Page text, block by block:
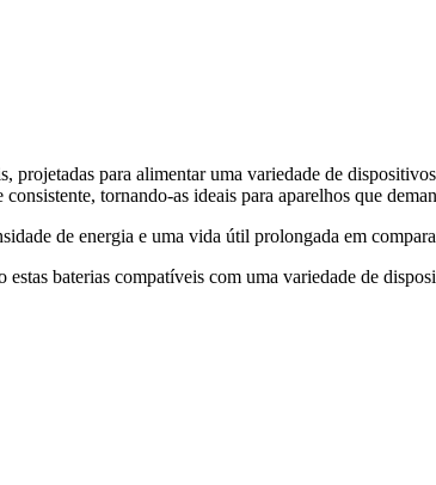
para alimentar uma variedade de
tornando-as ideais para aparelhos que
de energia e uma vida útil prolongada em
baterias compatíveis com uma variedade de